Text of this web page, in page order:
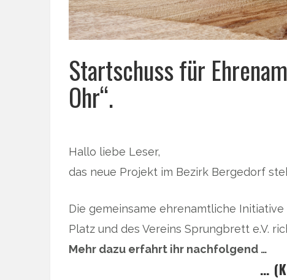
Startschuss für
Ohr“.
Hallo liebe Leser,
das neue Projekt im Bezirk Bergedorf
Die gemeinsame ehrenamtliche
Platz und des Vereins Sprungbrett e.V.
Mehr dazu erfahrt ihr nachfolgend …
…